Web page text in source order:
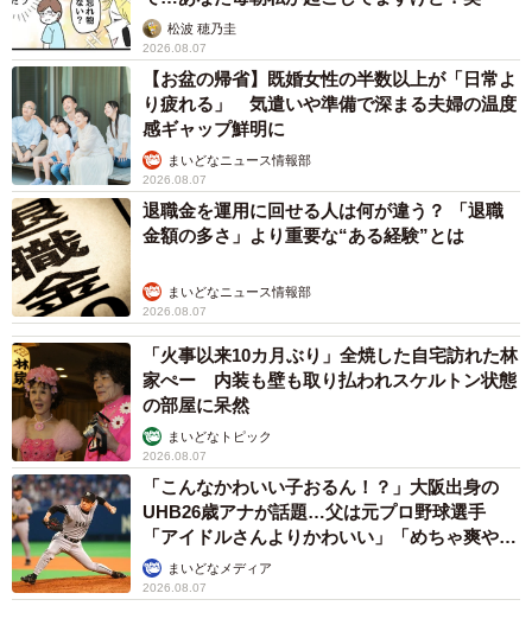
松波 穂乃圭
2026.08.07
【お盆の帰省】既婚女性の半数以上が「日常よ
り疲れる」 気遣いや準備で深まる夫婦の温度
感ギャップ鮮明に
まいどなニュース情報部
2026.08.07
退職金を運用に回せる人は何が違う？ 「退職
金額の多さ」より重要な“ある経験”とは
まいどなニュース情報部
2026.08.07
「火事以来10カ月ぶり」全焼した自宅訪れた林
家ぺー 内装も壁も取り払われスケルトン状態
の部屋に呆然
まいどなトピック
2026.08.07
「こんなかわいい子おるん！？」大阪出身の
UHB26歳アナが話題…父は元プロ野球選手
「アイドルさんよりかわいい」「めちゃ爽や
か」まいどなメディア
2026.08.07